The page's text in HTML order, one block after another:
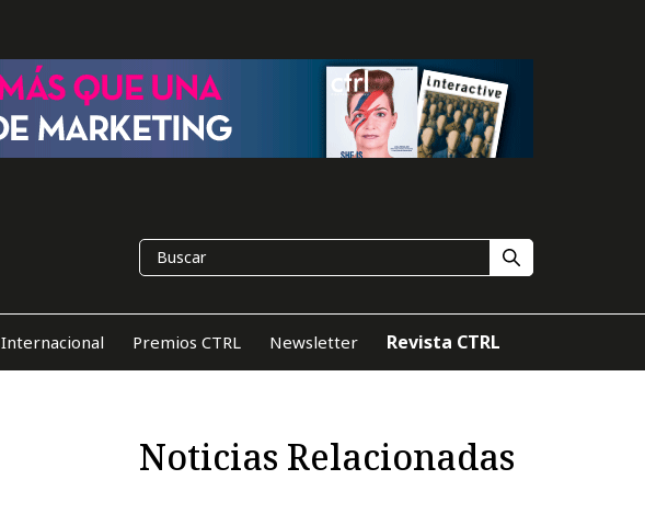
Internacional Premios CTRL Newsletter Revista CTRL
Noticias Relacionadas